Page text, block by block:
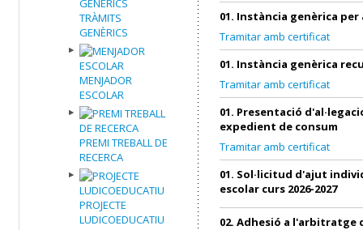
TRÀMITS
GENÈRICS
MENJADOR
ESCOLAR
PREMI TREBALL DE
RECERCA
PROJECTE
LUDICOEDUCATIU
01. Instància genèrica
Tramitar amb certificat
01. Instància genèrica
Tramitar amb certificat
01. Presentació
expedient de consum
Tramitar amb certificat
01. Sol·licitud d'ajut
escolar curs 2026-2027
02. Adhesió a l'arbitratge